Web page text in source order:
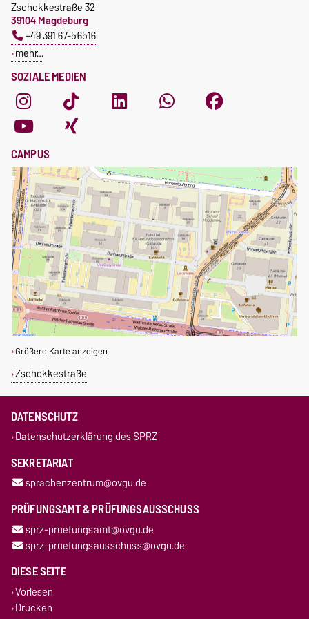
SOZIALE MEDIEN
Zschokkestraße 32
39104 Magdeburg
+49 391 67-56516
mehr…
CAMPUS
Größere Karte anzeigen
Zschokkestraße
DATENSCHUTZ
Datenschutzerklärung des SPRZ
SEKRETARIAT
sprachenzentrum@ovgu.de
PRÜFUNGSAMT & PRÜFUNGSAUSSCHUSS
sprz-pruefungsamt@ovgu.de
sprz-pruefungsausschuss@ovgu.de
DIESE SEITE
Vorlesen
Drucken